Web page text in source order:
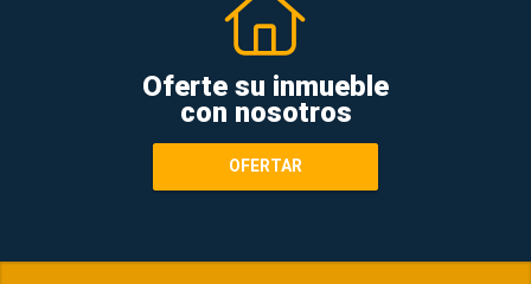
Oferte su inmueble
con nosotros
OFERTAR